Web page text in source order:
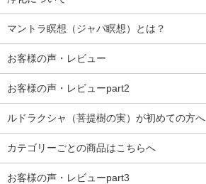
マントラ瞑想（ジャパ瞑想）とは？
お客様の声・レビュー
お客様の声・レビューpart2
ルドラクシャ（菩提樹の実）が初めての方へ
カテゴリーごとの商品はこちらへ
お客様の声・レビューpart3